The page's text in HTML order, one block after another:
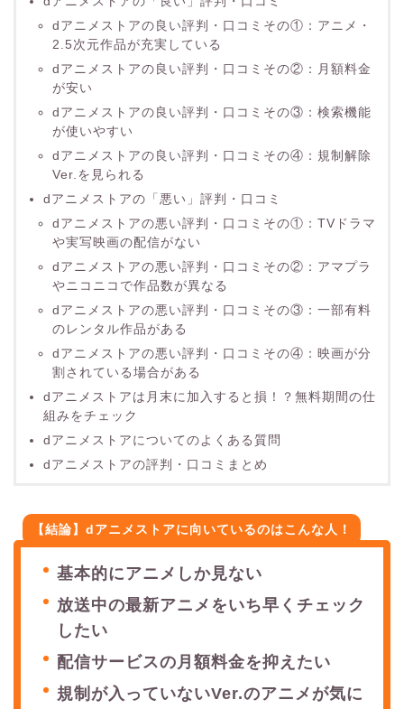
dアニメストアの良い評判・口コミその①：アニメ・
2.5次元作品が充実している
dアニメストアの良い評判・口コミその②：月額料金
が安い
dアニメストアの良い評判・口コミその③：検索機能
が使いやすい
dアニメストアの良い評判・口コミその④：規制解除
Ver.を見られる
dアニメストアの「悪い」評判・口コミ
dアニメストアの悪い評判・口コミその①：TVドラマ
や実写映画の配信がない
dアニメストアの悪い評判・口コミその②：アマプラ
やニコニコで作品数が異なる
dアニメストアの悪い評判・口コミその③：一部有料
のレンタル作品がある
dアニメストアの悪い評判・口コミその④：映画が分
割されている場合がある
dアニメストアは月末に加入すると損！？無料期間の仕
組みをチェック
dアニメストアについてのよくある質問
dアニメストアの評判・口コミまとめ
【結論】dアニメストアに向いているのはこんな人！
基本的にアニメしか見ない
放送中の最新アニメをいち早くチェック
したい
配信サービスの月額料金を抑えたい
規制が入っていないVer.のアニメが気に